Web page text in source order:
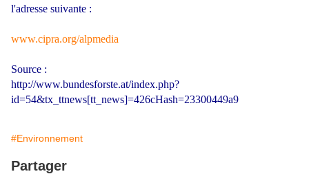
l'adresse suivante :
www.cipra.org/alpmedia
Source :
http://www.bundesforste.at/index.php?
id=54&tx_ttnews[tt_news]=426cHash=23300449a9
#Environnement
Partager